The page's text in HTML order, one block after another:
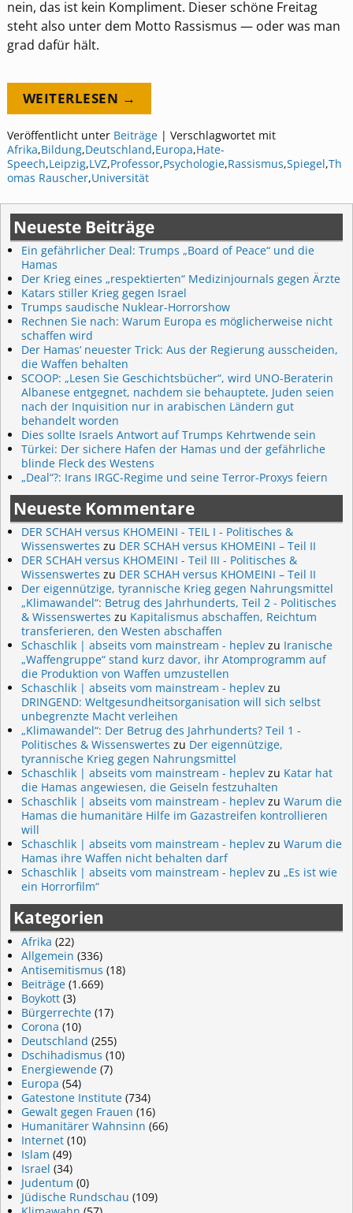
nein, das ist kein Kompliment. Dieser schöne Freitag
steht also unter dem Motto Rassismus — oder was man
grad dafür hält.
WEITERLESEN →
Veröffentlicht unter Beiträge| Verschlagwortet mit
Afrika,Bildung,Deutschland,Europa,Hate-
Speech,Leipzig,LVZ,Professor,Psychologie,Rassismus,Spiegel,Th
omas Rauscher,Universität
Neueste Beiträge
Ein gefährlicher Deal: Trumps „Board of Peace“ und die
Hamas
Der Krieg eines „respektierten“ Medizinjournals gegen Ärzte
Katars stiller Krieg gegen Israel
Trumps saudische Nuklear-Horrorshow
Rechnen Sie nach: Warum Europa es möglicherweise nicht
schaffen wird
Der Hamas‘ neuester Trick: Aus der Regierung ausscheiden,
die Waffen behalten
SCOOP: „Lesen Sie Geschichtsbücher“, wird UNO-Beraterin
Albanese entgegnet, nachdem sie behauptete, Juden seien
nach der Inquisition nur in arabischen Ländern gut
behandelt worden
Dies sollte Israels Antwort auf Trumps Kehrtwende sein
Türkei: Der sichere Hafen der Hamas und der gefährliche
blinde Fleck des Westens
„Deal“?: Irans IRGC-Regime und seine Terror-Proxys feiern
Neueste Kommentare
DER SCHAH versus KHOMEINI - TEIL I - Politisches &
Wissenswertes zu DER SCHAH versus KHOMEINI – Teil II
DER SCHAH versus KHOMEINI - Teil III - Politisches &
Wissenswertes zu DER SCHAH versus KHOMEINI – Teil II
Der eigennützige, tyrannische Krieg gegen Nahrungsmittel
„Klimawandel“: Betrug des Jahrhunderts, Teil 2 - Politisches
& Wissenswertes zu Kapitalismus abschaffen, Reichtum
transferieren, den Westen abschaffen
Schaschlik | abseits vom mainstream - heplev zu Iranische
„Waffengruppe“ stand kurz davor, ihr Atomprogramm auf
die Produktion von Waffen umzustellen
Schaschlik | abseits vom mainstream - heplev zu
DRINGEND: Weltgesundheitsorganisation will sich selbst
unbegrenzte Macht verleihen
„Klimawandel“: Der Betrug des Jahrhunderts? Teil 1 -
Politisches & Wissenswertes zu Der eigennützige,
tyrannische Krieg gegen Nahrungsmittel
Schaschlik | abseits vom mainstream - heplev zu Katar hat
die Hamas angewiesen, die Geiseln festzuhalten
Schaschlik | abseits vom mainstream - heplev zu Warum die
Hamas die humanitäre Hilfe im Gazastreifen kontrollieren
will
Schaschlik | abseits vom mainstream - heplev zu Warum die
Hamas ihre Waffen nicht behalten darf
Schaschlik | abseits vom mainstream - heplev zu „Es ist wie
ein Horrorfilm“
Kategorien
Afrika (22)
Allgemein (336)
Antisemitismus (18)
Beiträge (1.669)
Boykott (3)
Bürgerrechte (17)
Corona (10)
Deutschland (255)
Dschihadismus (10)
Energiewende (7)
Europa (54)
Gatestone Institute (734)
Gewalt gegen Frauen (16)
Humanitärer Wahnsinn (66)
Internet (10)
Islam (49)
Israel (34)
Judentum (0)
Jüdische Rundschau (109)